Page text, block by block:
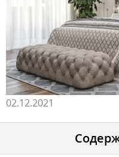
02.12.2021